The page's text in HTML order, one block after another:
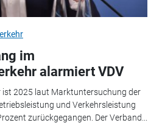
im
alarmiert VDV
ist 2025 laut Marktuntersuchung der
und Verkehrsleistung
zurückgegangen. Der Verband...